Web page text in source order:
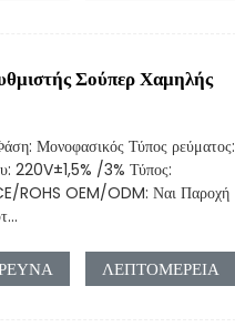
Σούπερ Χαμηλής
Μονοφασικός Τύπος ρεύματος:
220V±1,5% /3% Τύπος:
ROHS OEM/ODM: Ναι Παροχή
ΛΕΠΤΟΜΈΡΕΙΑ